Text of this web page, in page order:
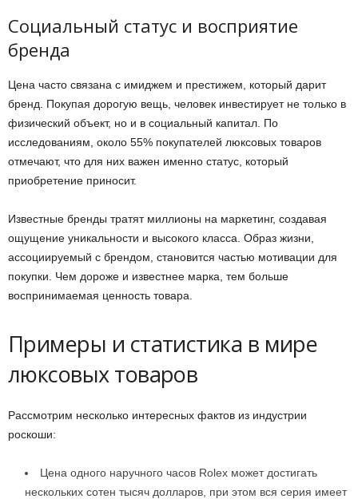
Социальный статус и восприятие
бренда
Цена часто связана с имиджем и престижем, который дарит
бренд. Покупая дорогую вещь, человек инвестирует не только в
физический объект, но и в социальный капитал. По
исследованиям, около 55% покупателей люксовых товаров
отмечают, что для них важен именно статус, который
приобретение приносит.
Известные бренды тратят миллионы на маркетинг, создавая
ощущение уникальности и высокого класса. Образ жизни,
ассоциируемый с брендом, становится частью мотивации для
покупки. Чем дороже и известнее марка, тем больше
воспринимаемая ценность товара.
Примеры и статистика в мире
люксовых товаров
Рассмотрим несколько интересных фактов из индустрии
роскоши:
Цена одного наручного часов Rolex может достигать
нескольких сотен тысяч долларов, при этом вся серия имеет